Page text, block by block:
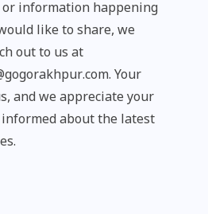
or information happening
like to share, we
out to us at
Your
and we appreciate your
about the latest